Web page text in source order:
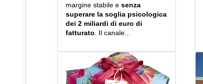
margine stabile e senza
superare la soglia psicologica
dei 2 miliardi di euro di
fatturato . Il canale...